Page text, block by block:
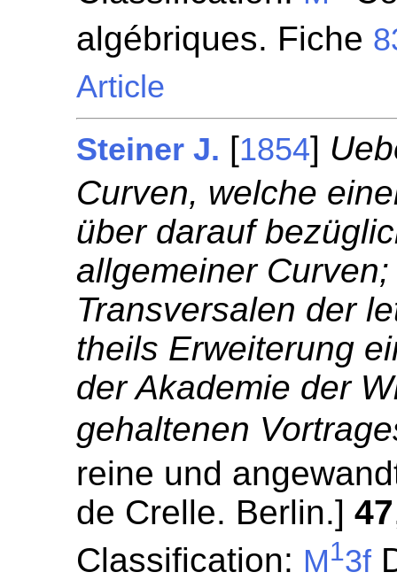
algébriques. Fiche
Article
Steiner J. [1854]
Curven, welche
über darauf
allgemeiner
Transversalen der
theils Erweiterung
der Akademie der
gehaltenen
reine und
de Crelle. Berlin.]47
Classification: M13f